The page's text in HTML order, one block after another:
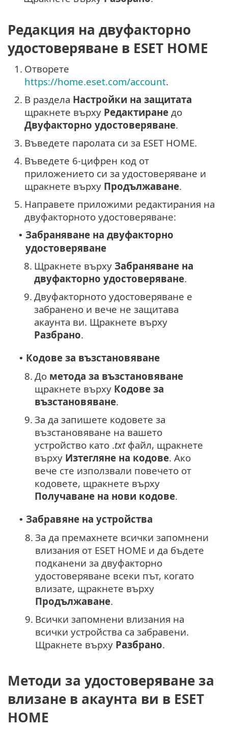
Редакция на двуфакторно
удостоверяване в ESET HOME
1. Отворете
https://home.eset.com/account.
2. В раздела Настройки на защитата
щракнете върху Редактиране до
Двуфакторно удостоверяване.
3. Въведете паролата си за ESET HOME.
4. Въведете 6-цифрен код от
приложението си за удостоверяване и
щракнете върху Продължаване.
5. Направете приложими редактирания на
двуфакторното удостоверяване:
• Забраняване на двуфакторно
удостоверяване
8. Щракнете върху Забраняване на
двуфакторно удостоверяване.
9. Двуфакторното удостоверяване е
забранено и вече не защитава
акаунта ви. Щракнете върху
Разбрано.
• Кодове за възстановяване
8. До метода за възстановяване
щракнете върху Кодове за
възстановяване.
9. За да запишете кодовете за
възстановяване на вашето
устройство като .txtфайл, щракнете
върху Изтегляне на кодове. Ако
вече сте използвали повечето от
кодовете, щракнете върху
Получаване на нови кодове.
• Забравяне на устройства
8. За да премахнете всички запомнени
влизания от ESET HOME и да бъдете
подканени за двуфакторно
удостоверяване всеки път, когато
влизате, щракнете върху
Продължаване.
9. Всички запомнени влизания на
всички устройства са забравени.
Щракнете върху Разбрано.
Методи за удостоверяване за
влизане в акаунта ви в ESET
HOME